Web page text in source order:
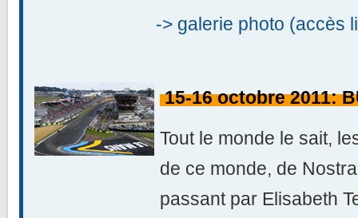
-> galerie photo (accès
15-16 octobre2011:
Tout le monde le sait,
de ce monde, de
passant par Elisabeth